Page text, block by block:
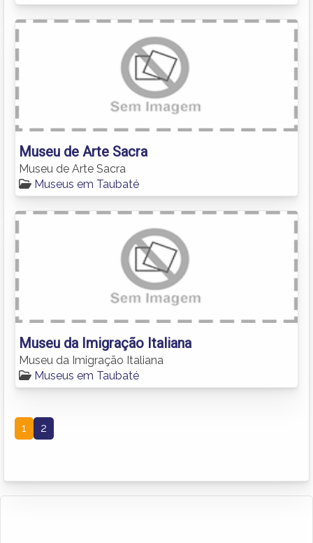
Museu de Arte Sacra
Museu de Arte Sacra
Museus em Taubaté
Museu da Imigração Italiana
Museu da Imigração Italiana
Museus em Taubaté
1 2